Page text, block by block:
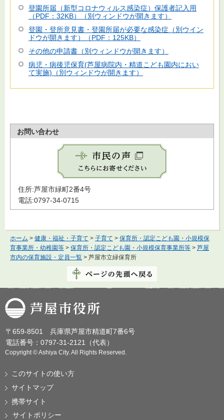
登園所届（新型コロナウィルス感染症）保護者記入用
（PDF：32KB）（別ウィンドウが開きます）
登園・登所意見書・登園所届が必要な感染症（別ウイン
ドウが開きます）（PDF：125KB）
その他の申請書（別ウィンドウが開きます）
病児・病後児保育(芦屋病院内・精道こども園内におい
て実施)（別ウィンドウが開きます）
お問い合わせ
住所:芦屋市緑町2番4号
電話:0797-34-0715
ホーム > 健康・福祉・子育て > 子育て > 保育所・認定こども園・小規模保
育事業所・幼稚園等 > 保育所・認定こども園・小規模保育事業所等 > 芦屋
市内の保育施設・定員一覧 > 芦屋市立緑保育所
芦屋市役所
〒659-8501 兵庫県芦屋市精道町7番6号
電話番号：0797-31-2121（代表）
Copyright © Ashiya City. All Rights Reserved.
このサイトの使い方
サイトマップ
携帯サイト
サイトポリシー